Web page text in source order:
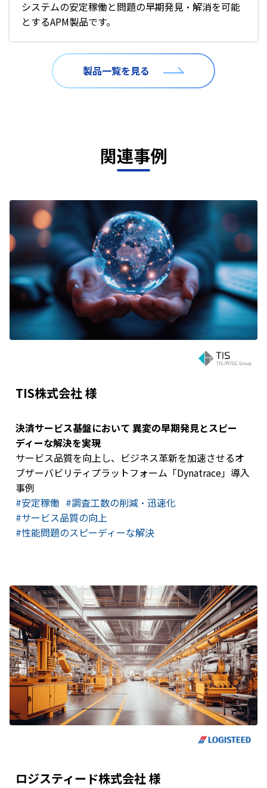
システムの安定稼働と問題の早期発見・解消を可能
とするAPM製品です。
製品一覧を見る
関連事例
TIS株式会社 様
決済サービス基盤において 異変の早期発見とスピー
ディーな解決を実現
サービス品質を向上し、ビジネス革新を加速させるオ
ブザーバビリティプラットフォーム「Dynatrace」導入
事例
#安定稼働 #調査工数の削減・迅速化
#サービス品質の向上
#​性能問題のスピーディーな解決​
ロジスティード株式会社 様